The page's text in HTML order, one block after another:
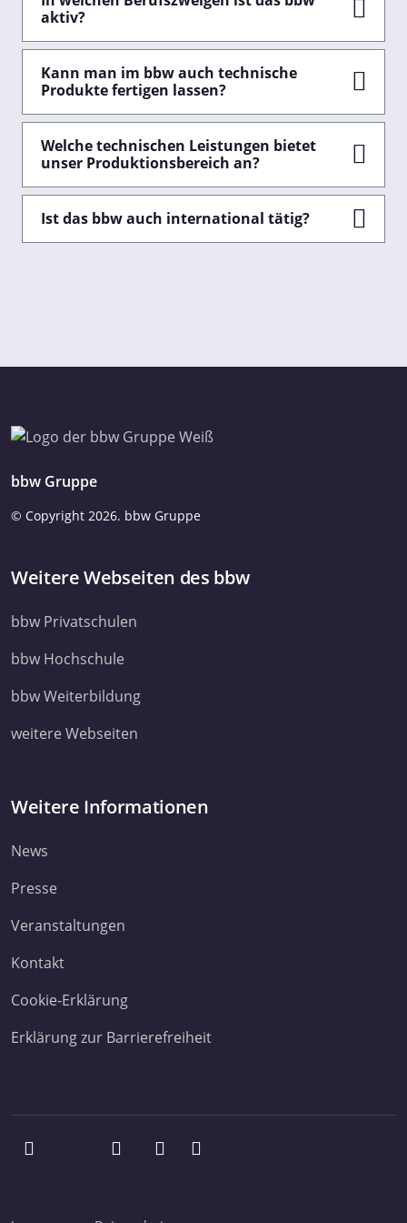
aktiv?
Kann man im bbw auch technische
Produkte fertigen lassen?
Welche technischen Leistungen bietet
unser Produktionsbereich an?
Ist das bbw auch international tätig?
bbw Gruppe
© Copyright 2026. bbw Gruppe
Weitere Webseiten des bbw
bbw Privatschulen
bbw Hochschule
bbw Weiterbildung
weitere Webseiten
Weitere Informationen
News
Presse
Veranstaltungen
Kontakt
Cookie-Erklärung
Erklärung zur Barrierefreiheit